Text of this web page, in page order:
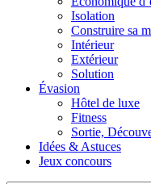
Isolation
Construire sa
Intérieur
Extérieur
Solution
Évasion
Hôtel de luxe
Fitness
Sortie,
Idées & Astuces
Jeux concours